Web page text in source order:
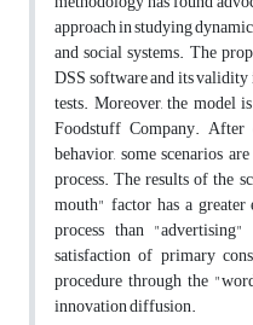
approach in studying
and social systems. The
DSS software and its
tests. Moreover, the model
Foodstuff Company.
behavior, some scenarios
process. The results of the
mouth" factor has a
process than
satisfaction of primary
procedure through the
innovation diffusion.